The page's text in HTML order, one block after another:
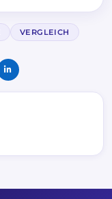
VERGLEICH